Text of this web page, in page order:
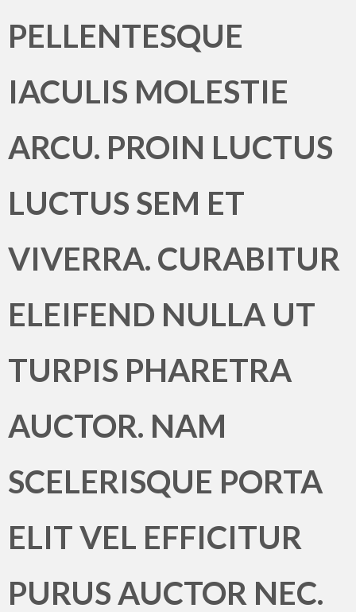
PELLENTESQUE
IACULIS MOLESTIE
ARCU. PROIN LUCTUS
LUCTUS SEM ET
VIVERRA. CURABITUR
ELEIFEND NULLA UT
TURPIS PHARETRA
AUCTOR. NAM
SCELERISQUE PORTA
ELIT VEL EFFICITUR
PURUS AUCTOR NEC.